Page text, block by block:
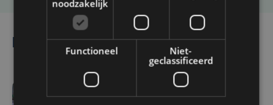
Lees ook
3 uur geleden
noodzakelijk
Functioneel
Niet-
geclassificeerd